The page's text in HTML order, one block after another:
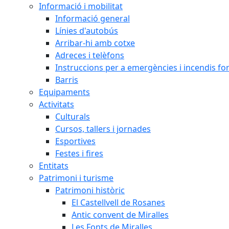
Informació i mobilitat
Informació general
Línies d'autobús
Arribar-hi amb cotxe
Adreces i telèfons
Instruccions per a emergències i incendis
Barris
Equipaments
Activitats
Culturals
Cursos, tallers i jornades
Esportives
Festes i fires
Entitats
Patrimoni i turisme
Patrimoni històric
El Castellvell de Rosanes
Antic convent de Miralles